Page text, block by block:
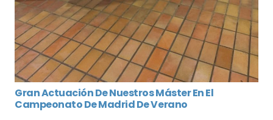
Gran Actuación De Nuestros Máster En El
Campeonato De Madrid De Verano